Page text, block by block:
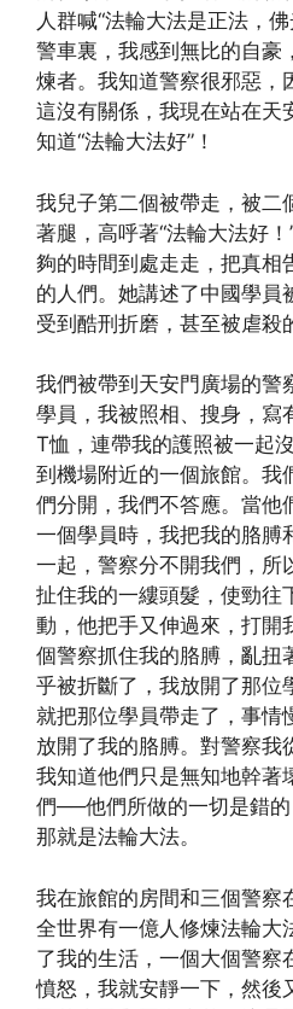
人群喊“法輪大法是正法，
警車裏，我感到無比的自豪
煉者。我知道警察很邪惡，
這沒有關係，我現在站在天
知道“法輪大法好”！
我兒子第二個被帶走，被二
著腿，高呼著“法輪大法好
夠的時間到處走走，把真相
的人們。她講述了中國學員
受到酷刑折磨，甚至被虐殺
我們被帶到天安門廣場的警
學員，我被照相、搜身，寫
T恤，連帶我的護照被一起
到機場附近的一個旅館。我
們分開，我們不答應。當他
一個學員時，我把我的胳膊
一起，警察分不開我們，所
扯住我的一縷頭髮，使勁往
動，他把手又伸過來，打開
個警察抓住我的胳膊，亂扭
乎被折斷了，我放開了那位
就把那位學員帶走了，事情
放開了我的胳膊。對警察我
我知道他們只是無知地幹著
們──他們所做的一切是錯的
那就是法輪大法。
我在旅館的房間和三個警察
全世界有一億人修煉法輪大
了我的生活，一個大個警察
憤怒，我就安靜一下，然後